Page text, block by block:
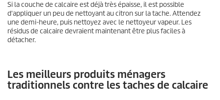
Si la couche de calcaire est déjà très épaisse, il est possible
d'appliquer un peu de nettoyant au citron sur la tache. Attendez
une demi-heure, puis nettoyez avec le nettoyeur vapeur. Les
résidus de calcaire devraient maintenant être plus faciles à
détacher.
Les meilleurs produits ménagers
traditionnels contre les taches de calcaire